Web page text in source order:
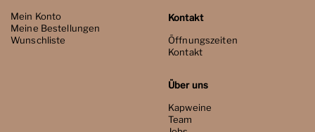
Mein Konto
Meine Bestellungen
Wunschliste
Kontakt
Öffnungszeiten
Kontakt
Über uns
Kapweine
Team